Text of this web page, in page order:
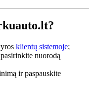
klientų sistemoje;
nuorodą
ir paspauskite